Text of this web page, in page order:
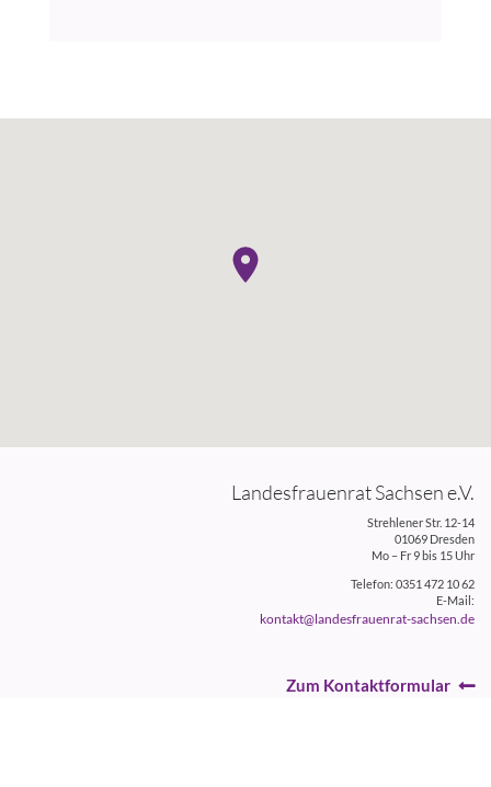
Landesfrauenrat Sachsen e.V.
Strehlener Str. 12-14
01069 Dresden
Mo – Fr 9 bis 15 Uhr
Telefon: 0351 472 10 62
E-Mail:
kontakt@landesfrauenrat-sachsen.de
Zum Kontaktformular